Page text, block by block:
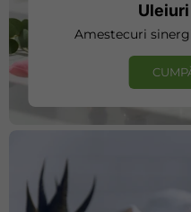
Amestecuri